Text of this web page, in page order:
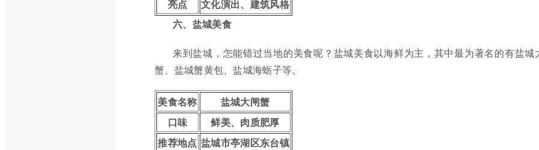
亮点
文化演出、建筑风格
六、盐城美食
来到盐城，怎能错过当地的美食呢？盐城美食以海鲜为主，其中最为著名的有盐城
蟹、盐城蟹黄包、盐城海蛎子等。
美食名称
盐城大闸蟹
口味
鲜美、肉质肥厚
推荐地点 盐城市亭湖区东台镇